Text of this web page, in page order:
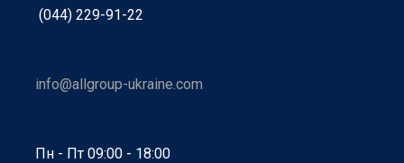
(044) 229-91-22
info@allgroup-ukraine.com
Пн - Пт 09:00 - 18:00